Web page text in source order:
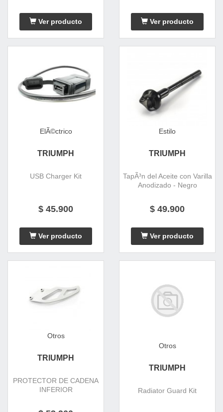
Ver producto Ver producto
ElÃ©ctrico
TRIUMPH
USB Charger Kit
$ 45.900
Ver producto
Estilo
TRIUMPH
TapÃ³n del Aceite con Varilla
Anodizado - Negro
$ 49.900
Ver producto
Otros
TRIUMPH
PROTECTOR DE CADENA
INFERIOR
Otros
TRIUMPH
Radiator Guard Kit